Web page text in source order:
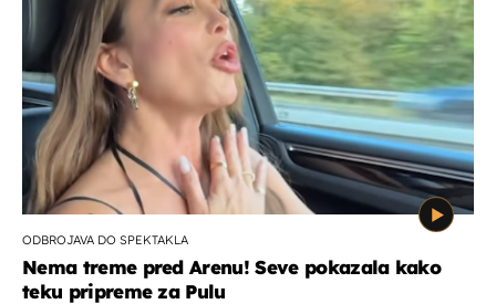
ODBROJAVA DO SPEKTAKLA
Nema treme pred Arenu! Seve pokazala kako
teku pripreme za Pulu